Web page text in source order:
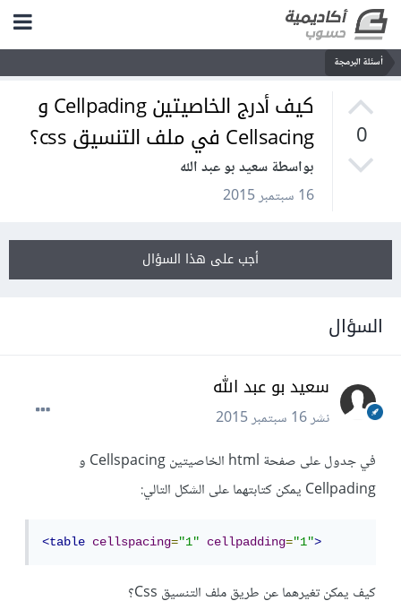
أسئلة البرمجة
0
كيف أدرج الخاصيتين Cellpading و
Cellsacing في ملف التنسيق css؟
بواسطة سعيد بو عبد الله
16 سبتمبر 2015
أجب على هذا السؤال
السؤال
سعيد بو عبد الله
نشر16 سبتمبر 2015
في جدول على صفحة html الخاصيتين Cellspacing و
Cellpading يمكن كتابتهما على الشكل التالي:
<table cellspacing="1" cellpadding="1">
كيف يمكن تغيرهما عن طريق ملف التنسيق Css؟